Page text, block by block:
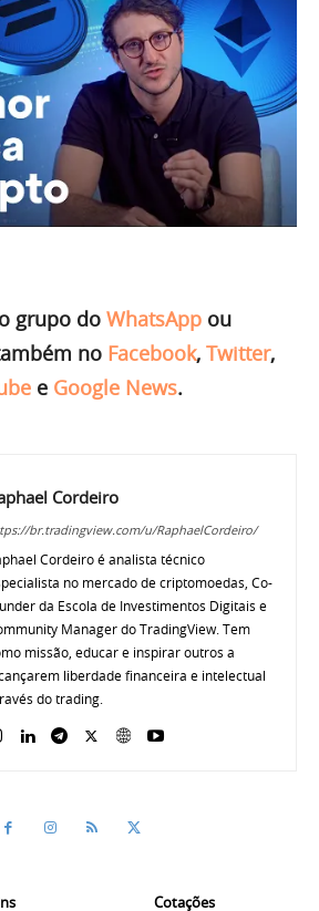
grupo do WhatsApp ou
no Facebook, Twitter,
e Google News.
Cordeiro
br.tradingview.com/u/RaphaelCordeiro/
Cordeiro é analista técnico
no mercado de criptomoedas, Co-
da Escola de Investimentos Digitais e
Manager do TradingView. Tem
missão, educar e inspirar outros a
liberdade financeira e intelectual
do trading.
Cotações